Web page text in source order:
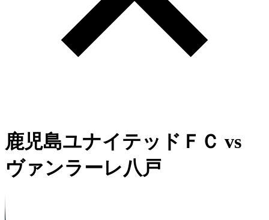
鹿児島ユナイテッドＦＣ vs
ヴァンラーレ八戸